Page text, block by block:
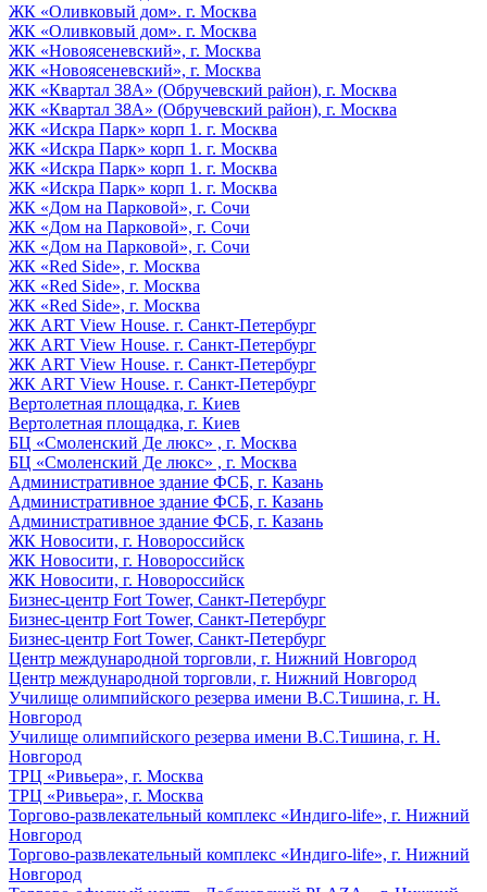
ЖК «Оливковый дом». г. Москва
ЖК «Оливковый дом». г. Москва
ЖК «Новоясеневский», г. Москва
ЖК «Новоясеневский», г. Москва
ЖК «Квартал 38А» (Обручевский район), г. Москва
ЖК «Квартал 38А» (Обручевский район), г. Москва
ЖК «Искра Парк» корп 1. г. Москва
ЖК «Искра Парк» корп 1. г. Москва
ЖК «Искра Парк» корп 1. г. Москва
ЖК «Искра Парк» корп 1. г. Москва
ЖК «Дом на Парковой», г. Сочи
ЖК «Дом на Парковой», г. Сочи
ЖК «Дом на Парковой», г. Сочи
ЖК «Red Side», г. Москва
ЖК «Red Side», г. Москва
ЖК «Red Side», г. Москва
ЖК ART View House. г. Санкт-Петербург
ЖК ART View House. г. Санкт-Петербург
ЖК ART View House. г. Санкт-Петербург
ЖК ART View House. г. Санкт-Петербург
Вертолетная площадка, г. Киев
Вертолетная площадка, г. Киев
БЦ «Смоленский Де люкс» , г. Москва
БЦ «Смоленский Де люкс» , г. Москва
Административное здание ФСБ, г. Казань
Административное здание ФСБ, г. Казань
Административное здание ФСБ, г. Казань
ЖК Новосити, г. Новороссийск
ЖК Новосити, г. Новороссийск
ЖК Новосити, г. Новороссийск
Бизнес-центр Fort Tower, Санкт-Петербург
Бизнес-центр Fort Tower, Санкт-Петербург
Бизнес-центр Fort Tower, Санкт-Петербург
Центр международной торговли, г. Нижний Новгород
Центр международной торговли, г. Нижний Новгород
Училище олимпийского резерва имени В.С.Тишина, г. Н.
Новгород
Училище олимпийского резерва имени В.С.Тишина, г. Н.
Новгород
ТРЦ «Ривьера», г. Москва
ТРЦ «Ривьера», г. Москва
Торгово-развлекательный комплекс «Индиго-life», г. Нижний
Новгород
Торгово-развлекательный комплекс «Индиго-life», г. Нижний
Новгород